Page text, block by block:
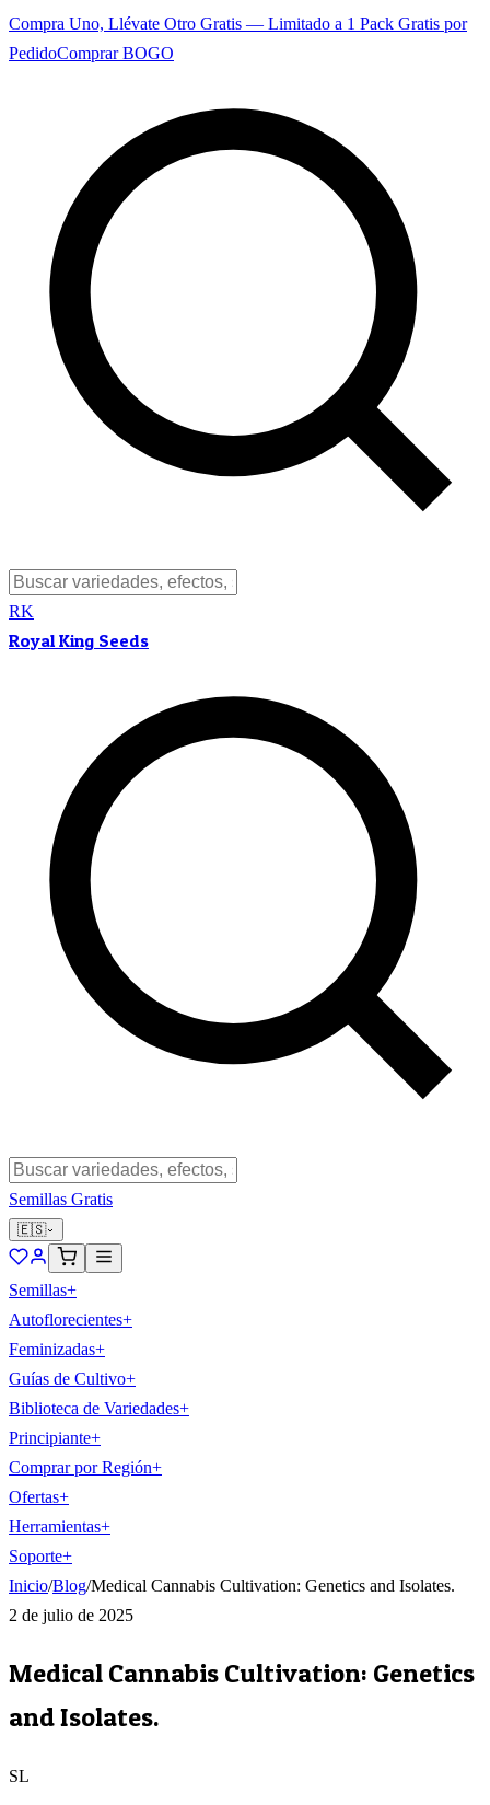
Compra Uno, Llévate Otro Gratis — Limitado a 1 Pack Gratis por
PedidoComprar BOGO
RK
Royal King Seeds
Semillas Gratis
🇪🇸
Semillas+
Autoflorecientes+
Feminizadas+
Guías de Cultivo+
Biblioteca de Variedades+
Principiante+
Comprar por Región+
Ofertas+
Herramientas+
Soporte+
Inicio/Blog/Medical Cannabis Cultivation: Genetics and Isolates.
2 de julio de 2025
Medical Cannabis Cultivation: Genetics
and Isolates.
SL